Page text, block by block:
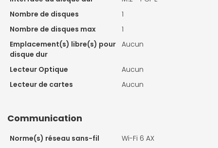
Nombre de disques
1
Nombre de disques max
1
Emplacement(s) libre(s) pour
disque dur
Aucun
Lecteur Optique
Aucun
Lecteur de cartes
Aucun
Communication
Norme(s) réseau sans-fil
Wi-Fi 6 AX